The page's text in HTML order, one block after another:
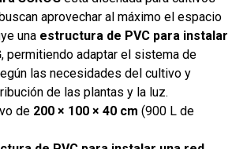
aprovechar al máximo el espacio
una estructura de PVC para instalar
, permitiendo adaptar el sistema de
las necesidades del cultivo y
de las plantas y la luz.
de 200 × 100 × 40 cm (900 L de